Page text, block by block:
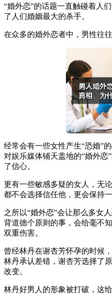
“婚外恋”的话题一直触碰着人
了人们婚姻最大的杀手。
在众多的婚外恋者中，男性往
经常会有一些女性产生“恐婚”
对娱乐媒体铺天盖地的“婚外
了信心。
更有一些敏感多疑的女人，无
都不会选择信任他，更会保持
之所以“婚外恋”会让那么多女
背道德个原则的事，会给毫不
双重伤害。
曾经林丹在谢杏芳怀孕的时候
林丹承认差错，谢杏芳选择了
改变。
林丹好男人的形象被打破，这